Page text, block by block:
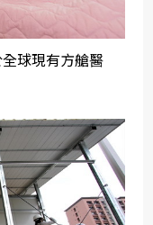
球現有方艙醫